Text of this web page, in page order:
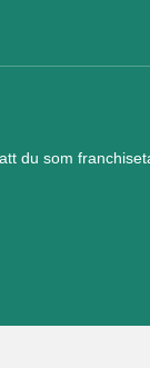
du som